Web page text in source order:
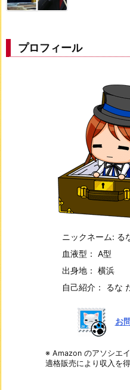
プロフィール
ニックネーム: る
血液型： A型
出身地： 横浜
自己紹介： るな
お
※ Amazon のアソシエ
適格販売により収入を得